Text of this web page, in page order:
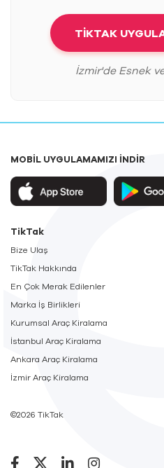
TİKTAK
İzmir'de Esnek
©2026 TikTak
TikTak
Bize Ulaş
TikTak Hakkında
En Çok Merak Edilenler
Marka İş Birlikleri
Kurumsal Araç Kiralama
İstanbul Araç Kiralama
Ankara Araç Kiralama
İzmir Araç Kiralama
MOBİL UYGULAMAMIZI İNDİR